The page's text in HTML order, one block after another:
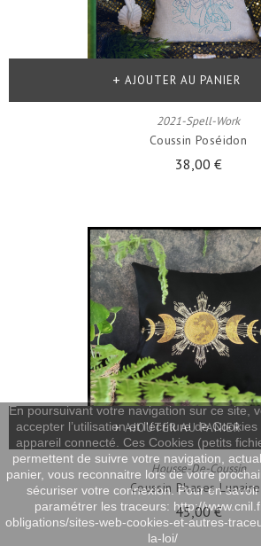
2021-Spell-Work
Coussin Poséidon
38,00 €
AJOUTER AU PANIER
Housse-De-Coussin
Coussin Phases
45,00 €
AJOUTER AU PANIER
En poursuivant votre navigation sur ce site,
accepter l’utilisation et l'écriture de
appareil connecté. Ces Cookies (petits
permettent de suivre votre navigation,
panier, vous reconnaitre lors de votre
sécuriser votre connexion. Pour en
paramétrer les traceurs: http://
obligations/sites-web-cookies-et-autres-
la-loi/